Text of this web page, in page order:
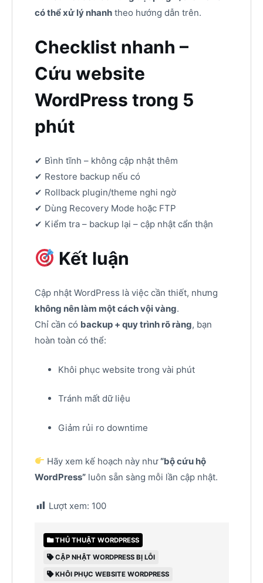
có thể xử lý nhanhtheo hướng dẫn trên.
Checklist nhanh –
Cứu website
WordPress trong 5
phút
✔ Bình tĩnh – không cập nhật thêm
✔ Restore backup nếu có
✔ Rollback plugin/theme nghi ngờ
✔ Dùng Recovery Mode hoặc FTP
✔ Kiểm tra – backup lại – cập nhật cẩn thận
Kết luận
Cập nhật WordPress là việc cần thiết, nhưng
không nên làm một cách vội vàng.
Chỉ cần có backup + quy trình rõ ràng, bạn
hoàn toàn có thể:
Khôi phục website trong vài phút
Tránh mất dữ liệu
Giảm rủi ro downtime
Hãy xem kế hoạch này như“bộ cứu hộ
WordPress”luôn sẵn sàng mỗi lần cập nhật.
Lượt xem: 100
THỦ THUẬT WORDPRESS
CẬP NHẬT WORDPRESS BỊ LỖI
KHÔI PHỤC WEBSITE WORDPRESS